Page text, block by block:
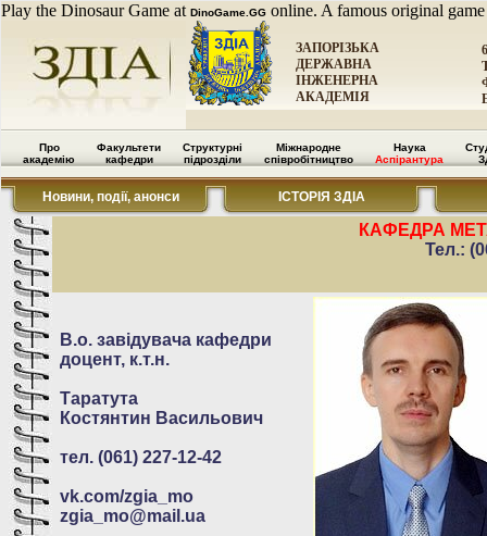
Play the Dinosaur Game at DinoGame.GG online. A famous original
ЗАПОРІЗЬКА
ДЕРЖАВНА
ІНЖЕНЕРНА
АКАДЕМІЯ
Про
академію
Факультети
кафедри
Структурні
підрозділи
Міжнародне
співробітництво
Наука
Аспірантура
Новини, події, анонси ІСТОРІЯ ЗДІА
КАФЕДРА
Тел.:
В.о. завідувача кафедри
доцент, к.т.н.
Таратута
Костянтин Васильович
тел. (061) 227-12-42
vk.com/zgia_mo
zgia_mo@mail.ua